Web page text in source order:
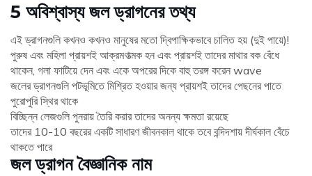
5 অবিশ্বাস্য জল ড্রাগনের তথ্য
এই ড্রাগনগুলি কখনও কখনও মানুষের মতো দ্বিপাক্ষিকভাবে চালিত হয় (দুই পায়ে)!
পুরুষ এবং মহিলা প্রায়শই আক্রমণাত্মক হন এবং প্রায়শই তাদের মাথার বক বেঁধে
থাকেন, গলা ফাটিয়ে দেন এবং একে অপরের দিকে বাহু তরঙ্গ করেন wave
জলের ড্রাগনগুলি পটভূমিতে মিশ্রিত হওয়ার জন্য প্রায়শই তাদের পেছনের পাতে
পুরোপুরি স্থির থাকে
বিচ্ছিন্ন লেজগুলি পুনরায় তৈরি করার তাদের অনন্য ক্ষমতা রয়েছে
তাদের 10-10 বছরের একটি সাধারণ জীবনকাল থাকে তবে বন্দিদশায় দীর্ঘকাল বেঁচে
থাকতে পারে
জল ড্রাগন বৈজ্ঞানিক নাম